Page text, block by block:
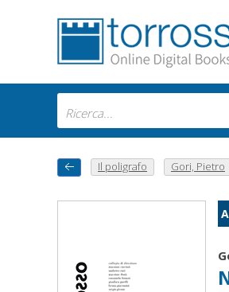
Il poligrafo Gori, Pietro